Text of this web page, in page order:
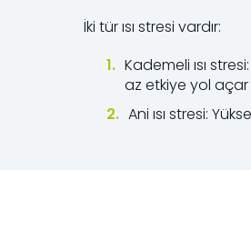
İki tür ısı stresi vardır:
Kademeli ısı
az etkiye yol açar
Ani ısı stresi: